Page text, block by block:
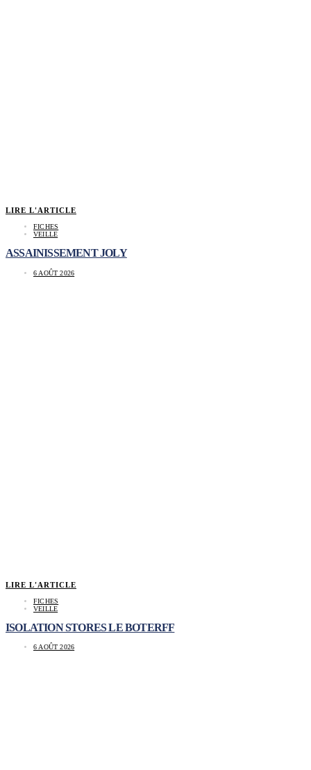
LIRE L'ARTICLE
FICHES
VEILLE
ASSAINISSEMENT JOLY
6 AOÛT 2026
LIRE L'ARTICLE
FICHES
VEILLE
ISOLATION STORES LE BOTERFF
6 AOÛT 2026